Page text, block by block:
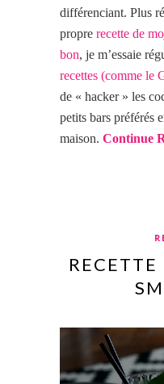
différenciant. Plus
propre recette de
bon, je m’essaie
recettes (comme le
de « hacker » les
petits bars préférés
maison. Continue